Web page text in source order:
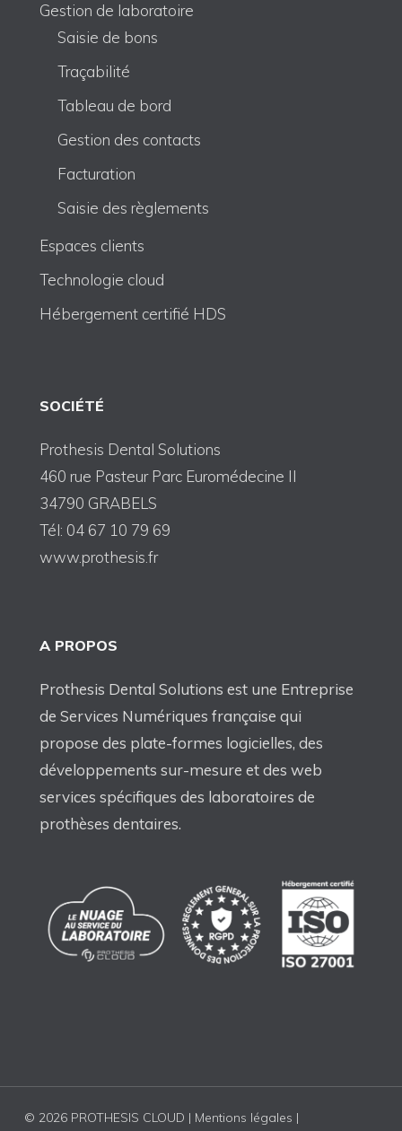
Gestion de laboratoire
Saisie de bons
Traçabilité
Tableau de bord
Gestion des contacts
Facturation
Saisie des règlements
Espaces clients
Technologie cloud
Hébergement certifié HDS
SOCIÉTÉ
Prothesis Dental Solutions
460 rue Pasteur Parc Euromédecine II
34790 GRABELS
Tél: 04 67 10 79 69
www.prothesis.fr
A PROPOS
Prothesis Dental Solutions est une Entreprise
de Services Numériques française qui
propose des plate-formes logicielles, des
développements sur-mesure et des web
services spécifiques des laboratoires de
prothèses dentaires.
© 2026 PROTHESIS CLOUD | Mentions légales |